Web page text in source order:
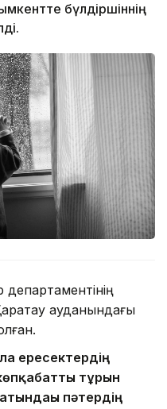
бүлдіршіннің
ауданындағы
ересектердің
тұрғын
пәтердің